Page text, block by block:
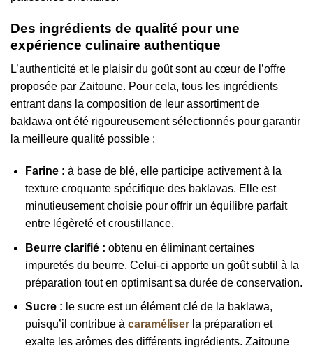
Des ingrédients de qualité pour une
expérience culinaire authentique
L’authenticité et le plaisir du goût sont au cœur de l’offre
proposée par Zaitoune. Pour cela, tous les ingrédients
entrant dans la composition de leur assortiment de
baklawa ont été rigoureusement sélectionnés pour garantir
la meilleure qualité possible :
Farine : à base de blé, elle participe activement à la
texture croquante spécifique des baklavas. Elle est
minutieusement choisie pour offrir un équilibre parfait
entre légèreté et croustillance.
Beurre clarifié : obtenu en éliminant certaines
impuretés du beurre. Celui-ci apporte un goût subtil à la
préparation tout en optimisant sa durée de conservation.
Sucre : le sucre est un élément clé de la baklawa,
puisqu’il contribue à caraméliserla préparation et
exalte les arômes des différents ingrédients. Zaitoune